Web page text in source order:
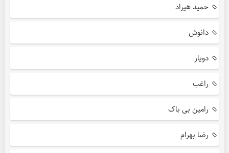
حمید هیراد
دانوش
دویار
راغب
رامین بی باک
رضا بهرام